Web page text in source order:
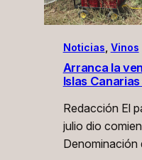
Noticias Vinos
Arranca la
Islas
Redacción El
julio dio
Denominación